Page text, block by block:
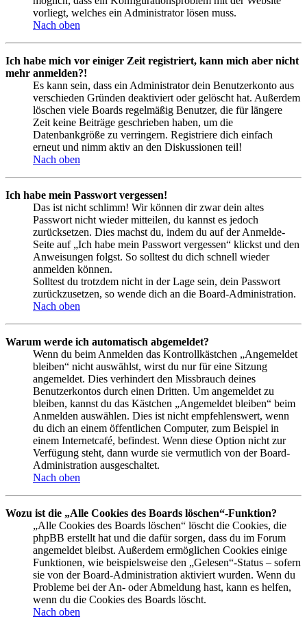
vorliegt, welches ein Administrator lösen muss.
Nach oben
Ich habe mich vor einiger Zeit registriert, kann mich aber nicht
mehr anmelden?!
Es kann sein, dass ein Administrator dein Benutzerkonto aus
verschieden Gründen deaktiviert oder gelöscht hat. Außerdem
löschen viele Boards regelmäßig Benutzer, die für längere
Zeit keine Beiträge geschrieben haben, um die
Datenbankgröße zu verringern. Registriere dich einfach
erneut und nimm aktiv an den Diskussionen teil!
Nach oben
Ich habe mein Passwort vergessen!
Das ist nicht schlimm! Wir können dir zwar dein altes
Passwort nicht wieder mitteilen, du kannst es jedoch
zurücksetzen. Dies machst du, indem du auf der Anmelde-
Seite auf „Ich habe mein Passwort vergessen“ klickst und den
Anweisungen folgst. So solltest du dich schnell wieder
anmelden können.
Solltest du trotzdem nicht in der Lage sein, dein Passwort
zurückzusetzen, so wende dich an die Board-Administration.
Nach oben
Warum werde ich automatisch abgemeldet?
Wenn du beim Anmelden das Kontrollkästchen „Angemeldet
bleiben“ nicht auswählst, wirst du nur für eine Sitzung
angemeldet. Dies verhindert den Missbrauch deines
Benutzerkontos durch einen Dritten. Um angemeldet zu
bleiben, kannst du das Kästchen „Angemeldet bleiben“ beim
Anmelden auswählen. Dies ist nicht empfehlenswert, wenn
du dich an einem öffentlichen Computer, zum Beispiel in
einem Internetcafé, befindest. Wenn diese Option nicht zur
Verfügung steht, dann wurde sie vermutlich von der Board-
Administration ausgeschaltet.
Nach oben
Wozu ist die „Alle Cookies des Boards löschen“-Funktion?
„Alle Cookies des Boards löschen“ löscht die Cookies, die
phpBB erstellt hat und die dafür sorgen, dass du im Forum
angemeldet bleibst. Außerdem ermöglichen Cookies einige
Funktionen, wie beispielsweise den „Gelesen“-Status – sofern
sie von der Board-Administration aktiviert wurden. Wenn du
Probleme bei der An- oder Abmeldung hast, kann es helfen,
wenn du die Cookies des Boards löscht.
Nach oben